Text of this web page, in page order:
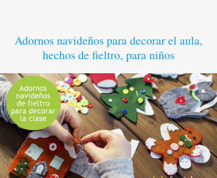
Adornos navideños para decorar el aula,
hechos de fieltro, para niños